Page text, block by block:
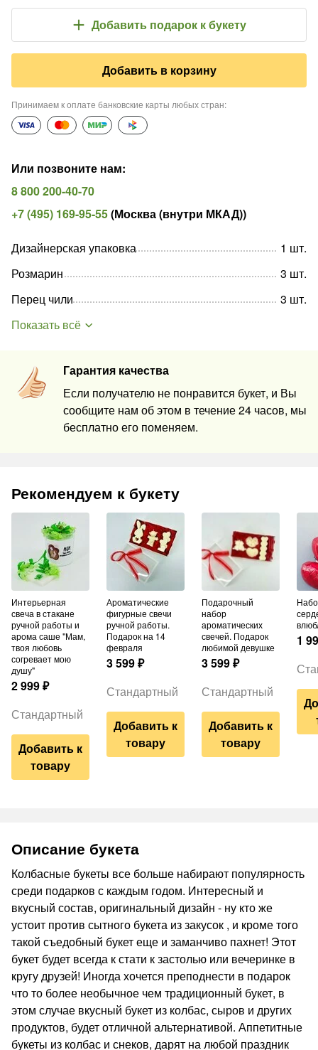
Добавить подарок к букету
Добавить в корзину
Принимаем к оплате банковские карты любых стран:
Или позвоните нам:
8 800 200-40-70
+7 (495) 169-95-55(Москва (внутри МКАД))
Гарантия качества
Если получателю не понравится букет, и Вы
сообщите нам об этом в течение 24 часов, мы
бесплатно его поменяем.
Дизайнерская упаковка 1 шт.
Розмарин
3 шт.
Перец чили
3 шт.
Показать всё
Рекомендуем к букету
Интерьерная
свеча в стакане
ручной работы и
арома саше "Мам,
твоя любовь
согревает мою
душу"
2 999₽
Стандартный
Добавить к
товару
Ароматические
фигурные свечи
ручной работы.
Подарок на 14
февраля
3 599₽
Стандартный
Добавить к
товару
Подарочный
набор
ароматических
свечей. Подарок
любимой девушке
3 599₽
Стандартный
Добавить к
товару
Набор шаров из 3
1
Описание букета
Колбасные букеты все больше набирают популярность
среди подарков с каждым годом. Интересный и
вкусный состав, оригинальный дизайн - ну кто же
устоит против сытного букета из закусок , и кроме того
такой съедобный букет еще и заманчиво пахнет! Этот
букет будет всегда к стати к застолью или вечеринке в
кругу друзей! Иногда хочется преподнести в подарок
что то более необычное чем традиционный букет, в
этом случае вкусный букет из колбас, сыров и других
продуктов, будет отличной альтернативой. Аппетитные
букеты из колбас и снеков, дарят на любой праздник